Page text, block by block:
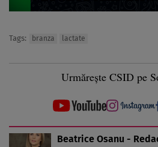
Tags: branza lactate
Urmărește CSID pe
Beatrice Osanu -